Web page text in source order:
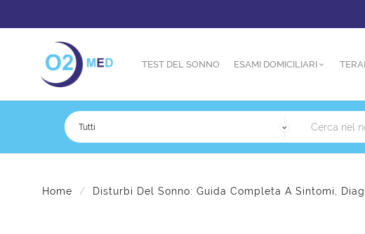
TEST DEL SONNO ESAMI DOMICILIARI
Home Disturbi Del Sonno: Guida Completa A Sintomi,